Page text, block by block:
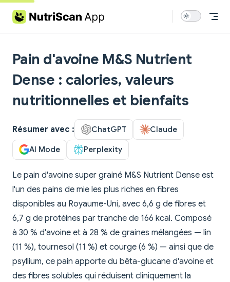
Skip to content
Pain d'avoine M&S Nutrient
Dense : calories, valeurs
nutritionnelles et bienfaits
Résumer avec : ChatGPT Claude
AI Mode Perplexity
Le pain d'avoine super grainé M&S Nutrient Dense est
l'un des pains de mie les plus riches en fibres
disponibles au Royaume-Uni, avec 6,6 g de fibres et
6,7 g de protéines par tranche de 166 kcal. Composé
à 30 % d'avoine et à 28 % de graines mélangées — lin
(11 %), tournesol (11 %) et courge (6 %) — ainsi que de
psyllium, ce pain apporte du bêta-glucane d'avoine et
des fibres solubles qui réduisent cliniquement la